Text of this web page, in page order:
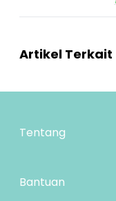
Artikel Terkait
Tentang
Lokasi Toko
Bantuan